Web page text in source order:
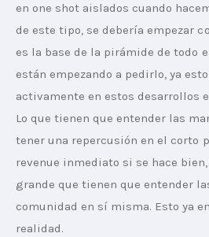
en one shot aislados cuando
de este tipo, se debería empezar
es la base de la pirámide de todo
están empezando a pedirlo, ya
activamente en estos desarrollos
Lo que tienen que entender las
tener una repercusión en el corto
revenue inmediato si se hace
grande que tienen que entender
comunidad en sí misma. Esto ya
realidad.